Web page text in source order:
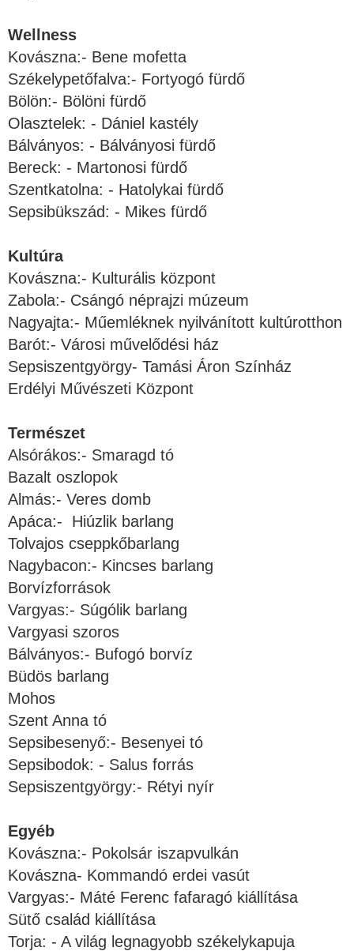
Wellness
Kovászna:- Bene mofetta
Székelypetőfalva:- Fortyogó fürdő
Bölön:- Bölöni fürdő
Olasztelek: - Dániel kastély
Bálványos: - Bálványosi fürdő
Bereck: - Martonosi fürdő
Szentkatolna: - Hatolykai fürdő
Sepsibükszád: - Mikes fürdő
Kultúra
Kovászna:- Kulturális központ
Zabola:- Csángó néprajzi múzeum
Nagyajta:- Műemléknek nyilvánított kultúrotthon
Barót:- Városi művelődési ház
Sepsiszentgyörgy- Tamási Áron Színház
Erdélyi Művészeti Központ
Természet
Alsórákos:- Smaragd tó
Bazalt oszlopok
Almás:- Veres domb
Apáca:- Hiúzlik barlang
Tolvajos cseppkőbarlang
Nagybacon:- Kincses barlang
Borvízforrások
Vargyas:- Súgólik barlang
Vargyasi szoros
Bálványos:- Bufogó borvíz
Büdös barlang
Mohos
Szent Anna tó
Sepsibesenyő:- Besenyei tó
Sepsibodok: - Salus forrás
Sepsiszentgyörgy:- Rétyi nyír
Egyéb
Kovászna:- Pokolsár iszapvulkán
Kovászna- Kommandó erdei vasút
Vargyas:- Máté Ferenc fafaragó kiállítása
Sütő család kiállítása
Torja: - A világ legnagyobb székelykapuja